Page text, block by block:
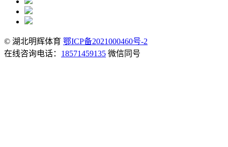
© 湖北明辉体育 鄂ICP备2021000460号-2
在线咨询电话： 18571459135 微信同号